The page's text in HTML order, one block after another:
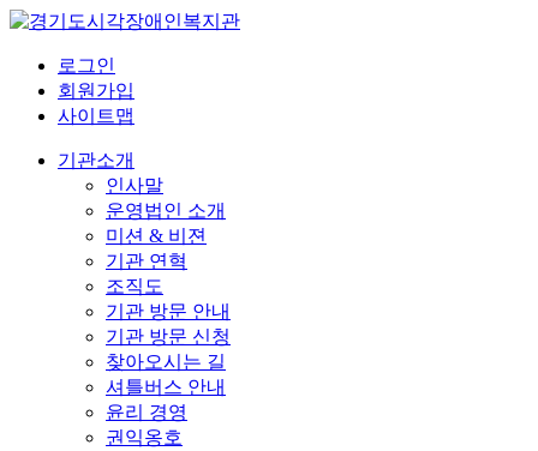
로그인
회원가입
사이트맵
기관소개
인사말
운영법인 소개
미션 & 비젼
기관 연혁
조직도
기관 방문 안내
기관 방문 신청
찾아오시는 길
셔틀버스 안내
윤리 경영
권익옹호